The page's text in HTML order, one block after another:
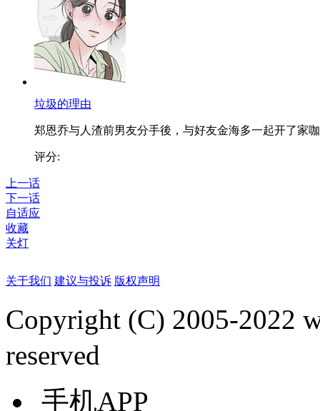
垃圾的理由
郑恩乔与人渣前男友分手後，与好友金海多一起开了家
评分:
上一话
下一话
自适应
收藏
关灯
关于我们 建议与投诉 版权声明
Copyright (C) 2005-2022
reserved
手机APP